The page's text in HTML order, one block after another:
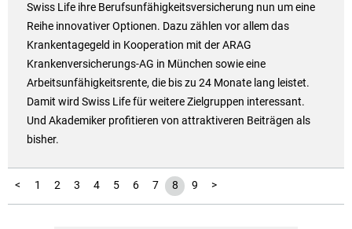
Swiss Life ihre Berufsunfähigkeitsversicherung nun um eine
Reihe innovativer Optionen. Dazu zählen vor allem das
Krankentagegeld in Kooperation mit der ARAG
Krankenversicherungs-AG in München sowie eine
Arbeitsunfähigkeitsrente, die bis zu 24 Monate lang leistet.
Damit wird Swiss Life für weitere Zielgruppen interessant.
Und Akademiker profitieren von attraktiveren Beiträgen als
bisher.
< 1 2 3 4 5 6 7 8 9 >